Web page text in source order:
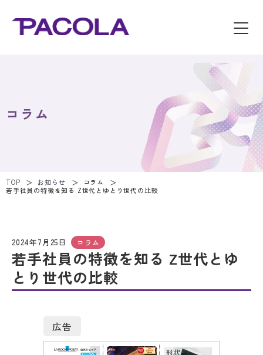
コラム
TOP お知らせ
コラム
若手社員の特徴を知る Z世代とゆとり世代の比較
2024年7月25日 コラム
若手社員の特徴を知る Z世代とゆ
とり世代の比較
広告